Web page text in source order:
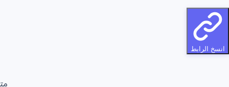
انسخ الرابط